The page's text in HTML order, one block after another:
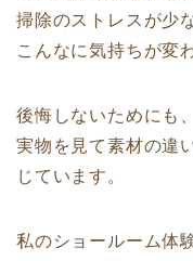
掃除のストレスが少
こんなに気持ちが変
後悔しないためにも、
実物を見て素材の違
じています。
私のショールーム体